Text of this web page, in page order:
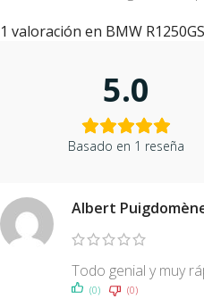
1 valoración en BMW
5.0
Basado en 1 reseña
Albert
Todo genial y muy
(0) (0)